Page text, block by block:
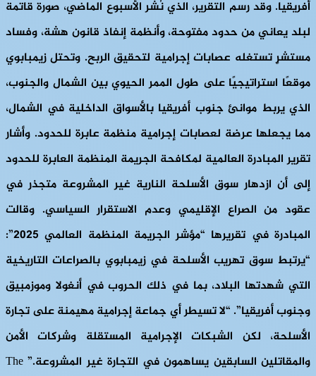
أفريقيا. وقد رسم التقرير، الذي نُشر الأسبوع الماضي، صورة قاتمة
لبلد يعاني من حدود مفتوحة، وأنظمة إنفاذ قانون هشة، وفساد
مستشرٍ تستغله عصابات إجرامية لتحقيق الربح. وتحتل زيمبابوي
موقعًا استراتيجيًا على طول الممر الحيوي بين الشمال والجنوب،
الذي يربط موانئ جنوب أفريقيا بالأسواق الداخلية في الشمال،
مما يجعلها عرضة لعصابات إجرامية منظمة عابرة للحدود. وأشار
تقرير المبادرة العالمية لمكافحة الجريمة المنظمة العابرة للحدود
إلى أن ازدهار سوق الأسلحة النارية غير المشروعة متجذر في
عقود من الصراع الإقليمي وعدم الاستقرار السياسي. وقالت
المبادرة في تقريرها “مؤشر الجريمة المنظمة العالمي 2025”:
“يرتبط سوق تهريب الأسلحة في زيمبابوي بالصراعات التاريخية
التي شهدتها البلاد، بما في ذلك الحروب في أنغولا وموزمبيق
وجنوب أفريقيا”. “لا تسيطر أي جماعة إجرامية مهيمنة على تجارة
الأسلحة، لكن الشبكات الإجرامية المستقلة وشركات الأمن
والمقاتلين السابقين يساهمون في التجارة غير المشروعة.” The